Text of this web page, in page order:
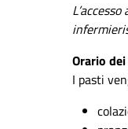
Orario
I pasti